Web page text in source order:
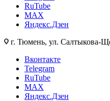
RuTube
MAX
Яндекс.Дзен
г. Тюмень, ул. Салтыкова-
Вконтакте
Telegram
RuTube
MAX
Яндекс.Дзен